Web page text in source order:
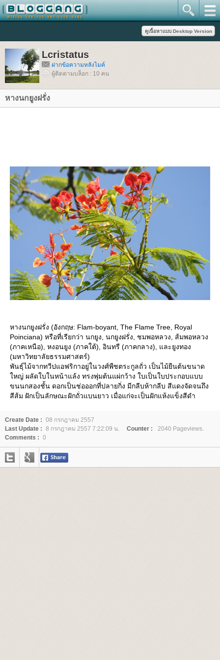
Lcristatus
ฝากข้อความหลังไมค์
ผู้ติดตามบล็อก : 10 คน
หางนกยูงฝรั่ง
หางนกยูงฝรั่ง (อังกฤษ: Flam-boyant, The Flame Tree, Royal
Poinciana) หรือที่เรียกว่า นกยูง, นกยูงฝรั่ง, ชมพอหลวง, ส้มพอหลวง
(ภาคเหนือ), หงอนยูง (ภาคใต้), อินทรี (ภาคกลาง), และยูงทอง
(มหาวิทยาลัยธรรมศาสตร์)
พันธุ์ไม้จากทวีปแอฟริกาอยู่ในวงศ์พืชตระกูลถั่ว เป็นไม้ยืนต้นขนาด
หญ่ ผลัดใบในหน้าแล้ง ทรงพุ่มต้นแผ่กว้าง ใบเป็นใบประกอบแบบ
ขนนกสองชั้น ดอกเป็นช่อออกที่ปลายกิ่ง มีกลีบห้ากลีบ สีแดงจัดจนถึง
สีส้ม ฝักเป็นลักษณะฝักถั่วแบนยาว เมื่อแก่จะเป็นฝักแห้งแข็งสีดำ
Create Date : 08 กรกฎาคม 2557
Last Update : 8 กรกฎาคม 2557 7:22:09 น. Counter :
2040 Pageviews.
Comments : 0